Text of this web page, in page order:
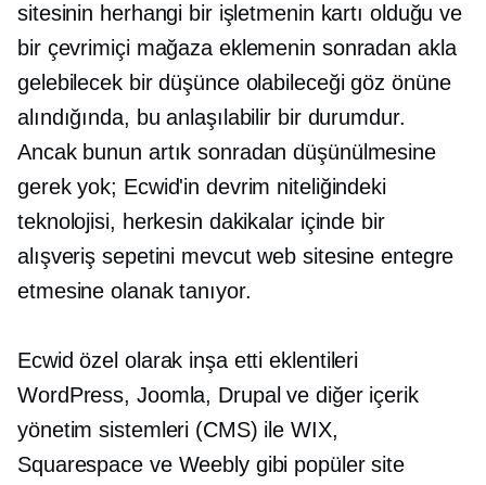
sitesinin herhangi bir işletmenin kartı olduğu ve
bir çevrimiçi mağaza eklemenin sonradan akla
gelebilecek bir düşünce olabileceği göz önüne
alındığında, bu anlaşılabilir bir durumdur.
Ancak bunun artık sonradan düşünülmesine
gerek yok; Ecwid'in devrim niteliğindeki
teknolojisi, herkesin dakikalar içinde bir
alışveriş sepetini mevcut web sitesine entegre
etmesine olanak tanıyor.
Ecwid özel olarak inşa ettieklentileri
WordPress, Joomla, Drupal ve diğer içerik
yönetim sistemleri (CMS) ile WIX,
Squarespace ve Weebly gibi popüler site